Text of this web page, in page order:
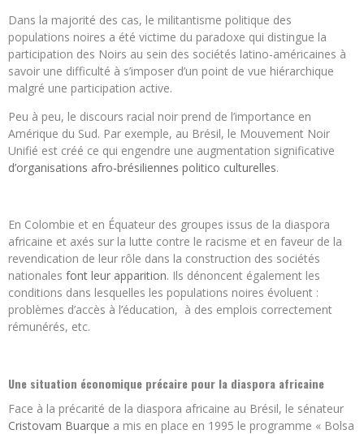
Dans la majorité des cas, le militantisme politique des
populations noires a été victime du paradoxe qui distingue la
participation des Noirs au sein des sociétés latino-américaines à
savoir une difficulté à s’imposer d’un point de vue hiérarchique
malgré une participation active.
Peu à peu, le discours racial noir prend de l’importance en
Amérique du Sud. Par exemple, au Brésil, le Mouvement Noir
Unifié est créé ce qui engendre une augmentation significative
d’organisations afro-brésiliennes politico culturelles.
En Colombie et en Équateur des groupes issus de la diaspora
africaine et axés sur la lutte contre le racisme et en faveur de la
revendication de leur rôle dans la construction des sociétés
nationales font leur apparition. Ils dénoncent également les
conditions dans lesquelles les populations noires évoluent :
problèmes d’accès à l’éducation, à des emplois correctement
rémunérés, etc.
Une situation économique précaire pour la diaspora africaine
Face à la précarité de la diaspora africaine au Brésil, le sénateur
Cristovam Buarque a mis en place en 1995 le programme « Bolsa